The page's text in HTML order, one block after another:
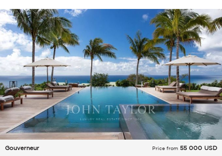
воздуха
Gouverneur
Price from 55 000 USD